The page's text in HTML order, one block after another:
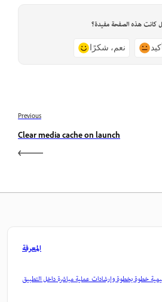
كانت هذه الصفحة مفيدة؟
نعم، شكرًا
Previous
Clear media cache on launch
المعرفة